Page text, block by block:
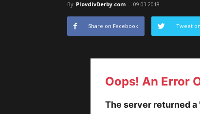
By PlovdivDerby.com - 09.03.2018
Share on Facebook Tweet